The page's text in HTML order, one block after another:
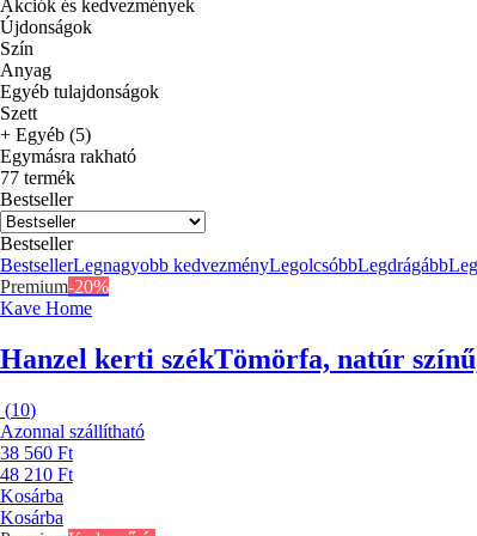
Akciók és kedvezmények
Újdonságok
Szín
Anyag
Egyéb tulajdonságok
Szett
+ Egyéb (5)
Egymásra rakható
77 termék
Bestseller
Bestseller
BestsellerLegnagyobb kedvezményLegolcsóbbLegdrágább
Premium-20%
Kave Home
Hanzel kerti székTömörfa, natúr színű,
(10)
Azonnal szállítható
38 560 Ft
48 210 Ft
Kosárba
Kosárba